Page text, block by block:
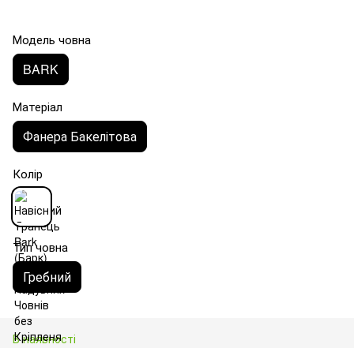
Модель човна
BARK
Матеріал
Фанера Бакелітова
Колір
Тип човна
Гребний
В наявності